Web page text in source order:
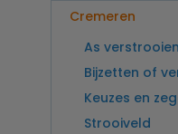
Cremeren
As verstrooien
Bijzetten of
Keuzes en
Strooiveld